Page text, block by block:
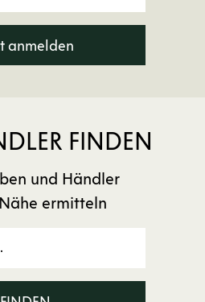
anmelden
FINDEN
und Händler
ermitteln